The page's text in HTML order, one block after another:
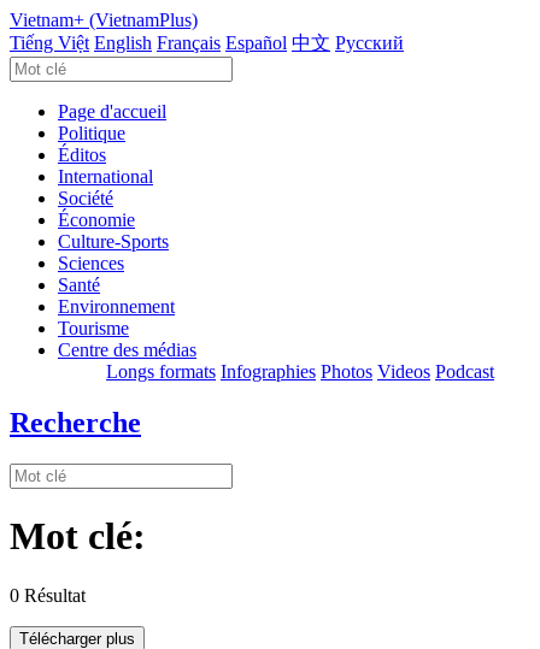
Vietnam+ (VietnamPlus)
Tiếng Việt English Français Español 中文 Русский
Page d'accueil
Politique
Éditos
International
Société
Économie
Culture-Sports
Sciences
Santé
Environnement
Tourisme
Centre des médias
Longs formats Infographies Photos Videos Podcast
Recherche
Mot clé:
0 Résultat
Télécharger plus